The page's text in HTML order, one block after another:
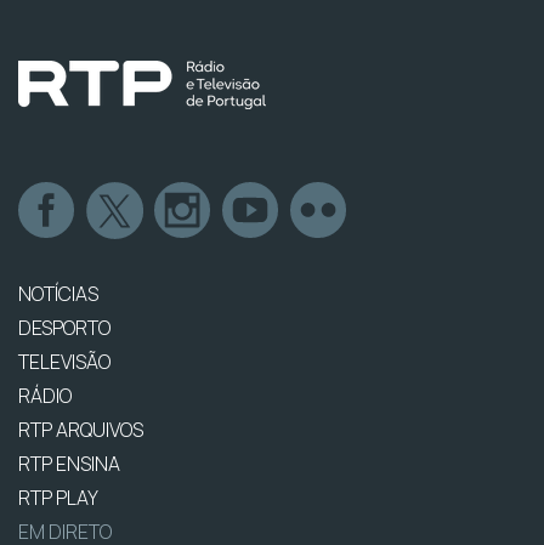
NOTÍCIAS
DESPORTO
TELEVISÃO
RÁDIO
RTP ARQUIVOS
RTP ENSINA
RTP PLAY
EM DIRETO